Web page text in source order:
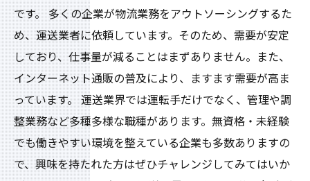
です。 多くの企業が物流業務をアウトソーシングするた
め、運送業者に依頼しています。そのため、需要が安定
しており、仕事量が減ることはまずありません。また、
インターネット通販の普及により、ますます需要が高ま
っています。 運送業界では運転手だけでなく、管理や調
整業務など多種多様な職種があります。無資格・未経験
でも働きやすい環境を整えている企業も多数ありますの
で、興味を持たれた方はぜひチャレンジしてみてはいか